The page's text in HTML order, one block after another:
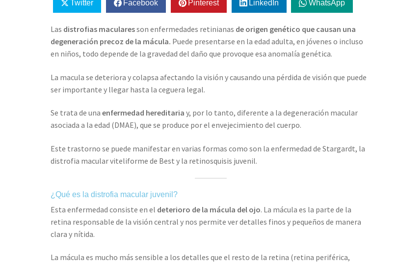
Twitter Facebook Pinterest LinkedIn WhatsApp
Las distrofias macularesson enfermedades retinianas de origen genético que causan una
degeneración precoz de la mácula. Puede presentarse en la edad adulta, en jóvenes o incluso
en niños, todo depende de la gravedad del daño que provoque esa anomalía genética.
La macula se deteriora y colapsa afectando la visión y causando una pérdida de visión que puede
ser importante y llegar hasta la ceguera legal.
Se trata de unaenfermedad hereditaria y, por lo tanto, diferente a la degeneración macular
asociada a la edad (DMAE), que se produce por el envejecimiento del cuerpo.
Este trastorno se puede manifestar en varias formas como son la enfermedad de Stargardt, la
distrofia macular viteliforme de Best y la retinosquisis juvenil.
¿Qué es la distrofia macular juvenil?
Esta enfermedad consiste en el deterioro de la mácula del ojo. La mácula es la parte de la
retina responsable de la visión central y nos permite ver detalles finos y pequeños de manera
clara y nítida.
La mácula es mucho más sensible a los detalles que el resto de la retina (retina periférica,